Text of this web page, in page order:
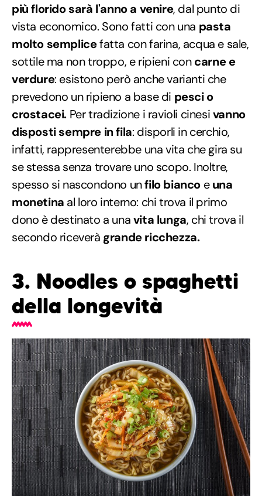
più florido sarà l'anno a venire, dal punto di
vista economico. Sono fatti con una pasta
molto semplicefatta con farina, acqua e sale,
sottile ma non troppo, e ripieni concarne e
verdure: esistono però anche varianti che
prevedono un ripieno a base di pesci o
crostacei. Per tradizione i ravioli cinesivanno
disposti sempre in fila: disporli in cerchio,
infatti, rappresenterebbe una vita che gira su
se stessa senza trovare uno scopo. Inoltre,
spesso si nascondono unfilo bianco euna
monetina al loro interno: chi trova il primo
dono è destinato a unavita lunga, chi trova il
secondo riceverà grande ricchezza.
3. Noodles o spaghetti
della longevità